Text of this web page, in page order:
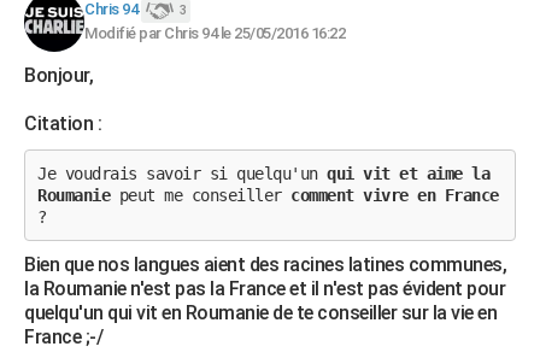
DICTIONNAIRE
Dictionnaire
Biographies
Citations
Expressions
Proverbes
S'inscrire
Se connecter
Lycées
Collèges
Primaires
Universités
Entreprises
Service militaire
Avis de recherche
AVIS DE DÉCÈS
FORUM
Chris 94 3
Modifié par Chris 94 le 25/05/2016 16:22
Bonjour,
Citation :
Je voudrais savoir si quelqu'un qui vit et aime la
Roumaniepeut me conseiller comment vivre en France
?
Bien que nos langues aient des racines latines communes,
la Roumanie n'est pas la France et il n'est pas évident pour
quelqu'un qui vit en Roumanie de te conseiller sur la vie en
France ;-/